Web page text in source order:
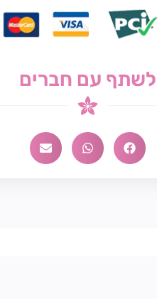
לשתף עם חברים